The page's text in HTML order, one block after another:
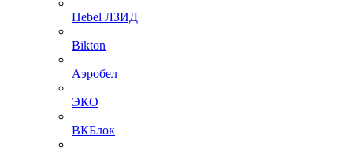
Hebel ЛЗИД
Bikton
Аэробел
ЭКО
ВКБлок